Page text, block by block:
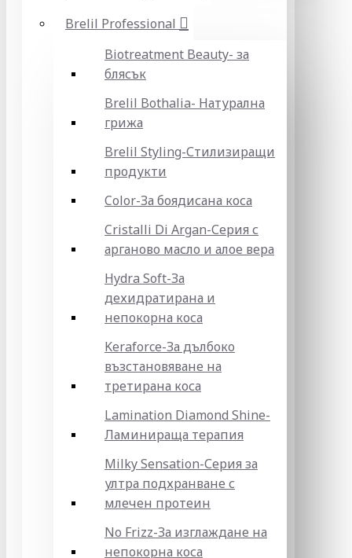
Brelil Professional
Biotreatment Beauty- за
блясък
Brelil Bothalia- Натурална
грижа
Brelil Styling-Стилизиращи
продукти
Color-За боядисана коса
Cristalli Di Argan-Серия с
арганово масло и алое вера
Hydra Soft-За
дехидратирана и
непокорна коса
Keraforce-За дълбоко
възстановяване на
третирана коса
Lamination Diamond Shine-
Ламинираща терапия
Milky Sensation-Серия за
ултра подхранване с
млечен протеин
No Frizz-За изглаждане на
непокорна коса